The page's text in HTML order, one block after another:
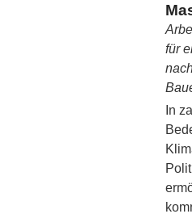
für
In